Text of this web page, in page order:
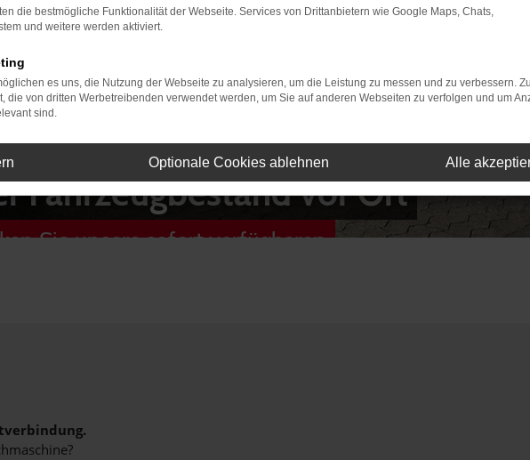
Fahrzeugbestand vor Ort
Sie unsere sofort verfügbaren
die bestmögliche Funktionalität der Webseite. Services von Drittanbietern wie Google Maps, Chats,
und weitere werden aktiviert.
es uns, die Nutzung der Webseite zu analysieren, um die Leistung zu messen und zu verbessern.
die von dritten Werbetreibenden verwendet werden, um Sie auf anderen Webseiten zu verfolgen und um
sind.
Optionale Cookies ablehnen Alle